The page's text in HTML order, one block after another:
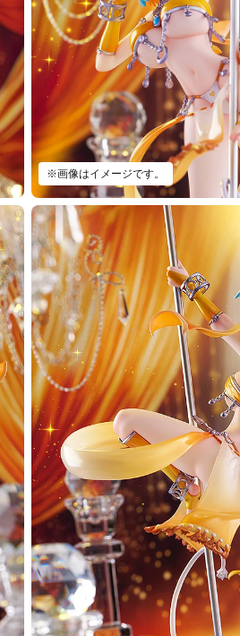
※画像はイメージです。